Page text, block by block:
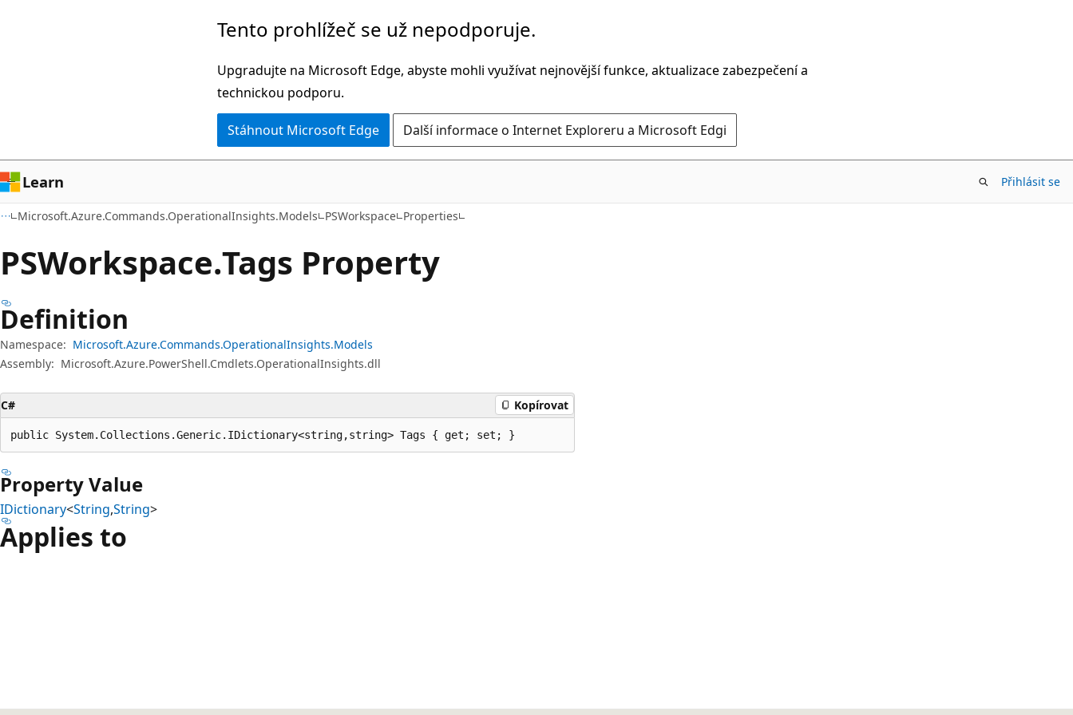
Tento prohlížeč se už nepodporuje.
Upgradujte na Microsoft Edge, abyste mohli využívat nejnovější funkce, aktualizace zabezpečení a
technickou podporu.
Stáhnout Microsoft Edge Další informace o Internet Exploreru a Microsoft Edgi
Learn Přihlásit se
Microsoft.Azure.Commands.OperationalInsights.Models PSWorkspace Properties
PSWorkspace.Tags Property
Definition
Namespace: Microsoft.Azure.Commands.OperationalInsights.Models
Assembly: Microsoft.Azure.PowerShell.Cmdlets.OperationalInsights.dll
C# Kopírovat
public System.Collections.Generic.IDictionary<string,string> Tags { get; set; }
Property Value
IDictionary<String,String>
Applies to